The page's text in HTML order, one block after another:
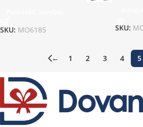
SKU: MO6185 SKU:
← 1 2 3 4 5